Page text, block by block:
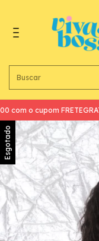
cupom FRETEGRATIS ✨
Esgotado